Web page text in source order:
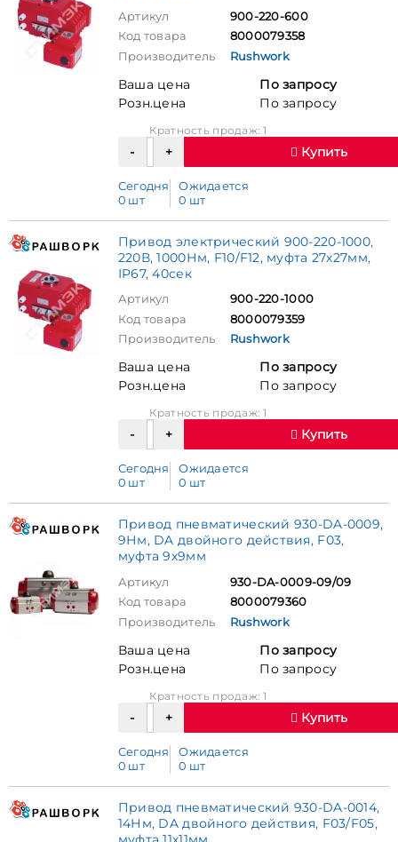
Артикул
900-220-600
Код товара
8000079358
Производитель
Rushwork
Ваша цена
По запросу
Розн.цена
По запросу
Кратность продаж: 1
Купить
Сегодня
0 шт
Ожидается
0 шт
Привод электрический 900-220-1000,
220В, 1000Нм, F10/F12, муфта 27х27мм,
IP67, 40сек
Артикул
900-220-1000
Код товара
8000079359
Производитель
Rushwork
Ваша цена
По запросу
Розн.цена
По запросу
Кратность продаж: 1
Купить
Сегодня
0 шт
Ожидается
0 шт
Привод пневматический 930-DA-0009,
9Нм, DA двойного действия, F03,
муфта 9х9мм
Артикул
930-DA-0009-09/09
Код товара
8000079360
Производитель
Rushwork
Ваша цена
По запросу
Розн.цена
По запросу
Кратность продаж: 1
Купить
Сегодня
0 шт
Ожидается
0 шт
Привод пневматический 930-DA-0014,
14Нм, DA двойного действия, F03/F05,